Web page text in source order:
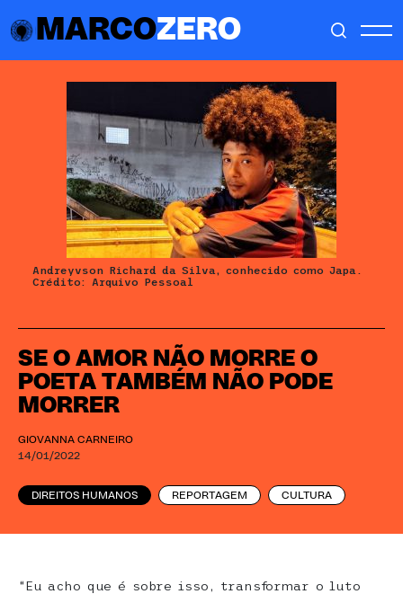
MARCOZERO
SE O AMOR NÃO MORRE O
POETA TAMBÉM NÃO PODE
MORRER
GIOVANNA CARNEIRO
14/01/2022
DIREITOS HUMANOS REPORTAGEM CULTURA
Andreyvson Richard da Silva, conhecido como Japa.
Crédito: Arquivo Pessoal
“Eu acho que é sobre isso, transformar o luto